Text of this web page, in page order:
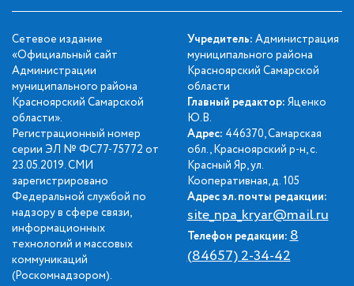
Сетевое издание
«Официальный сайт
Администрации
муниципального района
Красноярский Самарской
области».
Регистрационный номер
серии ЭЛ № ФС77-75772 от
23.05.2019. СМИ
зарегистрировано
Федеральной службой по
надзору в сфере связи,
информационных
технологий и массовых
коммуникаций
(Роскомнадзором).
Учредитель: Администрация
муниципального района
Красноярский Самарской
области
Главный редактор: Яценко
Ю.В.
Адрес: 446370, Самарская
обл., Красноярский р-н, с.
Красный Яр, ул.
Кооперативная, д. 105
Адрес эл. почты редакции:
site_npa_kryar@mail.ru
Телефон редакции:8
(84657) 2-34-42